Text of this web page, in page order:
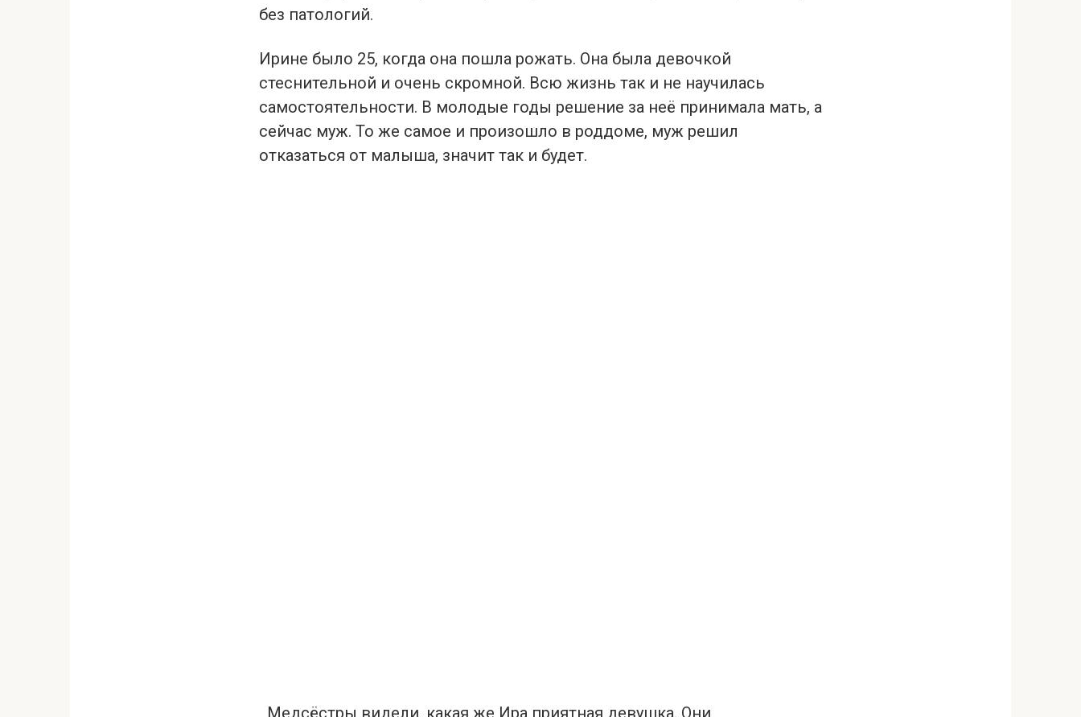
без патологий.
Ирине было 25, когда она пошла рожать. Она была девочкой
стеснительной и очень скромной. Всю жизнь так и не научилась
самостоятельности. В молодые годы решение за неё принимала мать, а
сейчас муж. То же самое и произошло в роддоме, муж решил
отказаться от малыша, значит так и будет.
Медсёстры видели, какая же Ира приятная девушка. Они